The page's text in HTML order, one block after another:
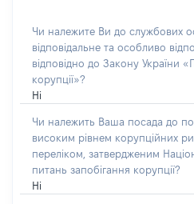
Чи належите Ви до службових
відповідальне та особливо
відповідно до Закону України
корупції»?
Ні
Чи належить Ваша посада до
високим рівнем корупційних
переліком, затвердженим
питань запобігання корупції?
Ні